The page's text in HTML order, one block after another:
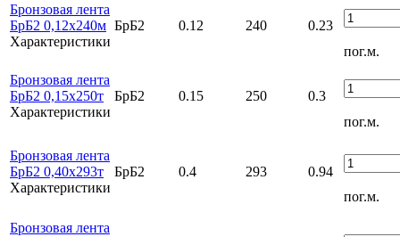
Бронзовая лента
БрБ2 0,12х240м
Характеристики
БрБ2 0.12 240
0.23
пог.м.
Бронзовая лента
БрБ2 0,15х250т
Характеристики
БрБ2 0.15 250
0.3
пог.м.
Бронзовая лента
БрБ2 0,40х293т
Характеристики
БрБ2 0.4 293
0.94
пог.м.
Бронзовая лента